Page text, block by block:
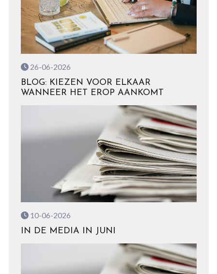
26-06-2026
BLOG: KIEZEN VOOR ELKAAR
WANNEER HET EROP AANKOMT
10-06-2026
IN DE MEDIA IN JUNI